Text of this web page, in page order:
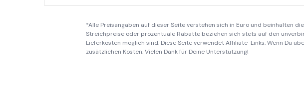
*Alle Preisangaben auf dieser Seite verstehen sich in Euro und beinhalten
Streichpreise oder prozentuale Rabatte beziehen sich stets auf den
Lieferkosten möglich sind. Diese Seite verwendet Affiliate-Links. Wenn Du
zusätzlichen Kosten. Vielen Dank für Deine Unterstützung!